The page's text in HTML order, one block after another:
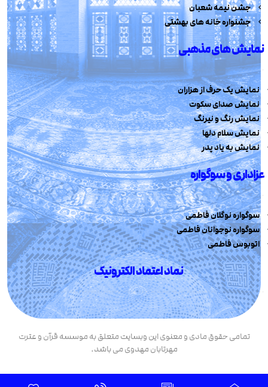
جشن نیمه شعبان
جشنواره خانه های بهشتی
نمایش های مذهبی
نمایش یک حرف از هزاران
نمایش صدای سکوت
نمایش رنگ و نیرنگ
نمایش سلام دلها
نمایش به یاد پدر
عزاداری و سوگواره
سوگواره نوگلان فاطمی
سوگواره نوجوانان فاطمی
اتوبوس فاطمی
نماد اعتماد الکترونیک
تمامی حقوق مادی و معنوی این وبسایت متعلق به موسسه قرآن و عترت
مهرتابان مهدوی می باشد.